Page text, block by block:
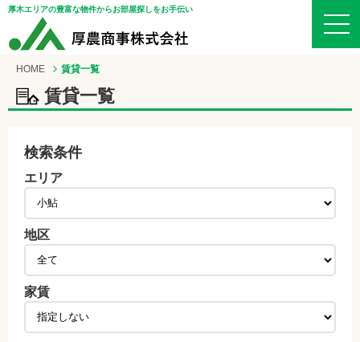
厚木エリアの豊富な物件からお部屋探しをお手伝い
HOME 賃貸一覧
賃貸一覧
検索条件
エリア
地区
家賃